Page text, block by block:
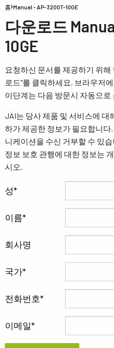
홈 Manual - AP-3200T-10GE
다운로드
10GE
요청하신 문서를 제공하기 위
로드"를 클릭하세요. 브라우저
이단계는 다음 방문시 자동으로
JAI는 당사 제품 및 서비스에 대
하가 제공한 정보가 필요합니
니케이션을 수신 거부할 수 있
정보 보호 관행에 대한 정보는
시오.
성
이름
회사명
국가
전화번호
이메일